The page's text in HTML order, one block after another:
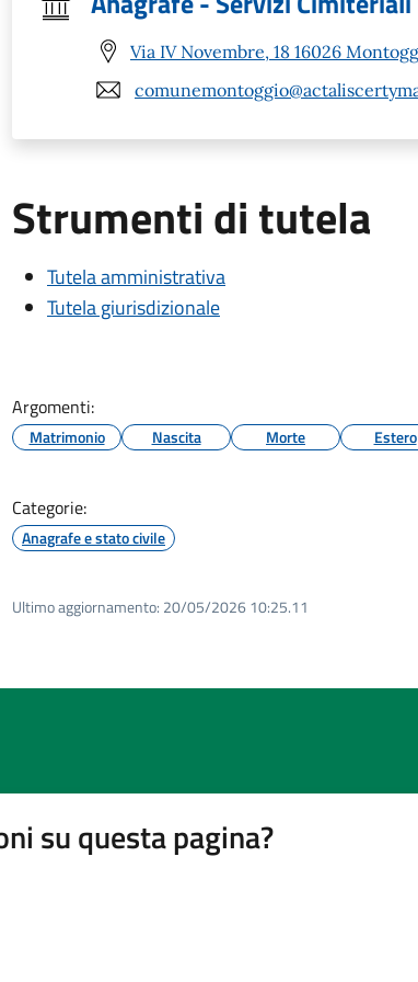
Via IV Novembre, 18 16026
Strumenti di tutela
Tutela amministrativa
Tutela giurisdizionale
Argomenti:
Matrimonio Nascita Morte Estero
Categorie:
Anagrafe e stato civile
Ultimo aggiornamento: 20/05/2026 10:25.11
su questa pagina?